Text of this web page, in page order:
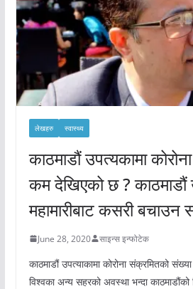
लेखहरु स्वास्थ्य
काठमाडौं उपत्यकामा
कम देखिएको छ ? काठमाडौं
महामारीबाट कसरी बचाउन
June 28, 2020 साइन्स इन्फोटेक
काठमाडौं उपत्याकामा कोरोना संक्रमितको
विश्वका अन्य सहरको अवस्था भन्दा